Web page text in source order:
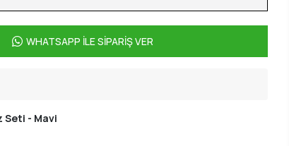
WHATSAPP İLE SİPARİŞ VER
Seti - Mavi